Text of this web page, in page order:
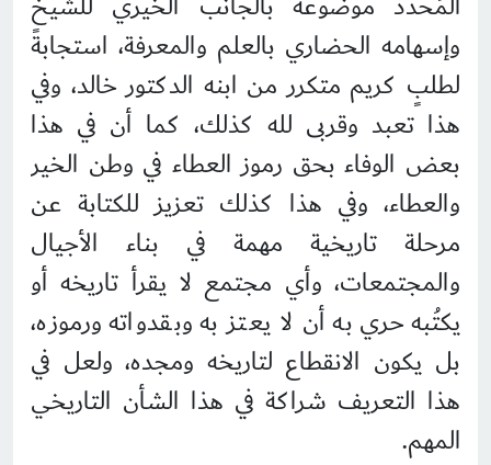
وإسهامه الحضاري بالعلم والمعرفة، استجابةً
لطلبٍ كريم متكرر من ابنه الدكتور خالد، وفي
هذا تعبد وقربى لله كذلك، كما أن في هذا
بعض الوفاء بحق رموز العطاء في وطن الخير
والعطاء، وفي هذا كذلك تعزيز للكتابة عن
مرحلة تاريخية مهمة في بناء الأجيال
والمجتمعات، وأي مجتمع لا يقرأ تاريخه أو
يكتُبه حري به أن لا يعتز به وبقدواته ورموزه،
بل يكون الانقطاع لتاريخه ومجده، ولعل في
هذا التعريف شراكة في هذا الشأن التاريخي
المهم.